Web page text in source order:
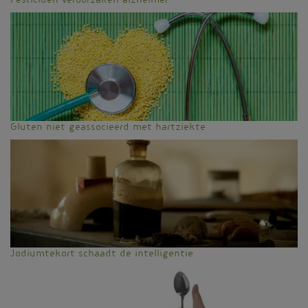
Gluten niet geassocieerd met hartziekte
Jodiumtekort schaadt de intelligentie